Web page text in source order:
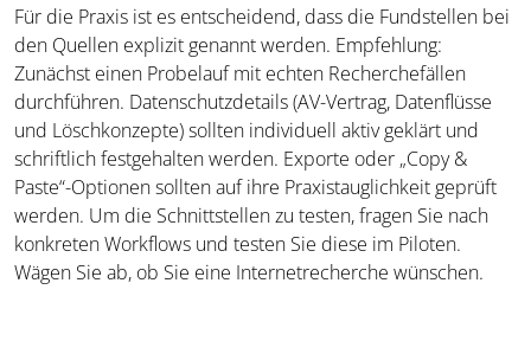
Für die Praxis ist es entscheidend, dass die Fundstellen bei
den Quellen explizit genannt werden. Empfehlung:
Zunächst einen Probelauf mit echten Recherchefällen
durchführen. Datenschutzdetails (AV-Vertrag, Datenflüsse
und Löschkonzepte) sollten individuell aktiv geklärt und
schriftlich festgehalten werden. Exporte oder „Copy &
Paste“-Optionen sollten auf ihre Praxistauglichkeit geprüft
werden. Um die Schnittstellen zu testen, fragen Sie nach
konkreten Workflows und testen Sie diese im Piloten.
Wägen Sie ab, ob Sie eine Internetrecherche wünschen.